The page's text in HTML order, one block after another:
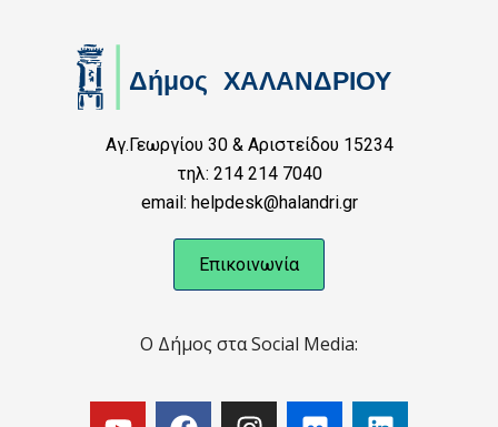
Αγ.Γεωργίου 30 & Αριστείδου 15234
τηλ: 214 214 7040
email: helpdesk@halandri.gr
Επικοινωνία
Ο Δήμος στα Social Media: